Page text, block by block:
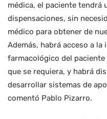
médica, el paciente tendrá
dispensaciones, sin
médico para obtener de
Además, habrá acceso a
farmacológico del
que se requiera, y habrá
desarrollar sistemas de
comentó Pablo Pizarro.